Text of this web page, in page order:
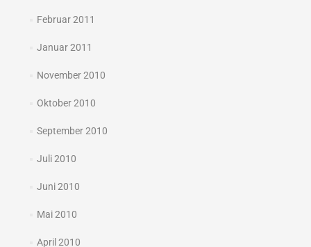
Februar 2011
Januar 2011
November 2010
Oktober 2010
September 2010
Juli 2010
Juni 2010
Mai 2010
April 2010